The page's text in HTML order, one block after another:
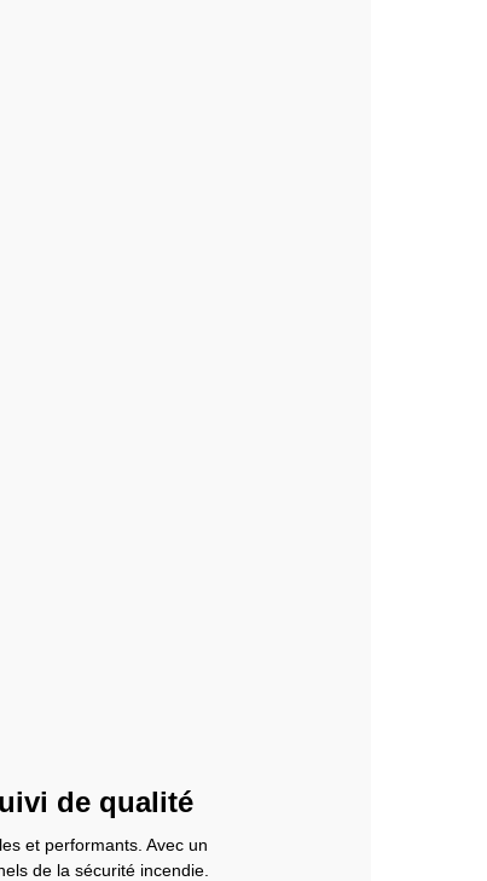
de qualité
et performants. Avec un
de la sécurité incendie.